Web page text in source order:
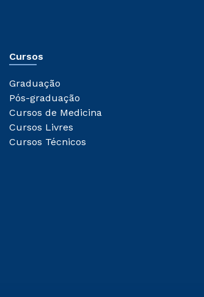
Cursos
Graduação
Pós-graduação
Cursos de Medicina
Cursos Livres
Cursos Técnicos